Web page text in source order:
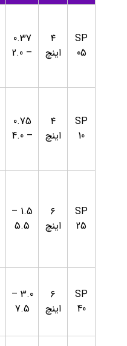
SP
05
۴
اینچ
0.37
– 2.0
SP
10
۴
اینچ
0.75
– 4.0
SP
25
۶
اینچ
1.5 –
5.5
SP
40
۶
اینچ
3.0 –
7.5